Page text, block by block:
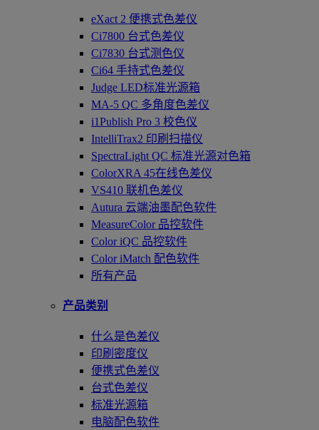
eXact 2 便携式色差仪
Ci7800 台式色差仪
Ci7830 台式测色仪
Ci64 手持式色差仪
Judge LED标准光源箱
MA-5 QC 多角度色差仪
i1Publish Pro 3 校色仪
IntelliTrax2 印刷扫描仪
SpectraLight QC 标准光源对色箱
ColorXRA 45在线色差仪
VS410 联机色差仪
Autura 云端油墨配色软件
MeasureColor 品控软件
Color iQC 品控软件
Color iMatch 配色软件
所有产品
产品类别
什么是色差仪
印刷密度仪
便携式色差仪
台式色差仪
标准光源箱
电脑配色软件